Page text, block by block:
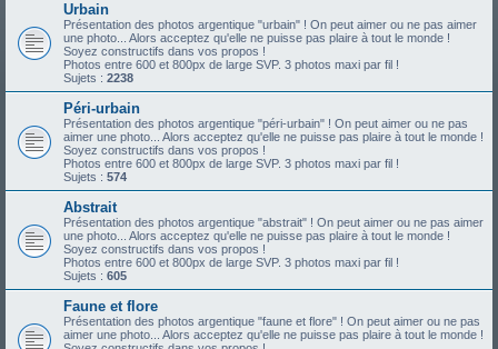
Urbain
Présentation des photos argentique "urbain" ! On peut aimer ou ne pas aimer
une photo... Alors acceptez qu'elle ne puisse pas plaire à tout le monde !
Soyez constructifs dans vos propos !
Photos entre 600 et 800px de large SVP. 3 photos maxi par fil !
Sujets : 2238
Péri-urbain
Présentation des photos argentique "péri-urbain" ! On peut aimer ou ne pas
aimer une photo... Alors acceptez qu'elle ne puisse pas plaire à tout le monde !
Soyez constructifs dans vos propos !
Photos entre 600 et 800px de large SVP. 3 photos maxi par fil !
Sujets : 574
Abstrait
Présentation des photos argentique "abstrait" ! On peut aimer ou ne pas aimer
une photo... Alors acceptez qu'elle ne puisse pas plaire à tout le monde !
Soyez constructifs dans vos propos !
Photos entre 600 et 800px de large SVP. 3 photos maxi par fil !
Sujets : 605
Faune et flore
Présentation des photos argentique "faune et flore" ! On peut aimer ou ne pas
aimer une photo... Alors acceptez qu'elle ne puisse pas plaire à tout le monde !